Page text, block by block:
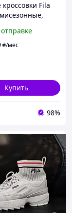
Fila
отправке
₴/мес
Купить
98%